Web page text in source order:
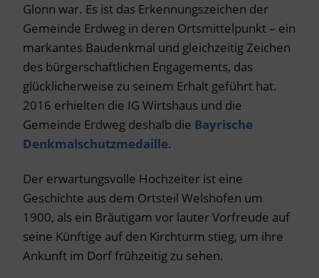
Glonn war. Es ist das Erkennungszeichen der
Gemeinde Erdweg in deren Ortsmittelpunkt – ein
markantes Baudenkmal und gleichzeitig Zeichen
des bürgerschaftlichen Engagements, das
glücklicherweise zu seinem Erhalt geführt hat.
2016 erhielten die IG Wirtshaus und die
Gemeinde Erdweg deshalb die Bayrische
Denkmalschutzmedaille.
Der erwartungsvolle Hochzeiter ist eine
Geschichte aus dem Ortsteil Welshofen um
1900, als ein Bräutigam vor lauter Vorfreude auf
seine Künftige auf den Kirchturm stieg, um ihre
Ankunft im Dorf frühzeitig zu sehen.